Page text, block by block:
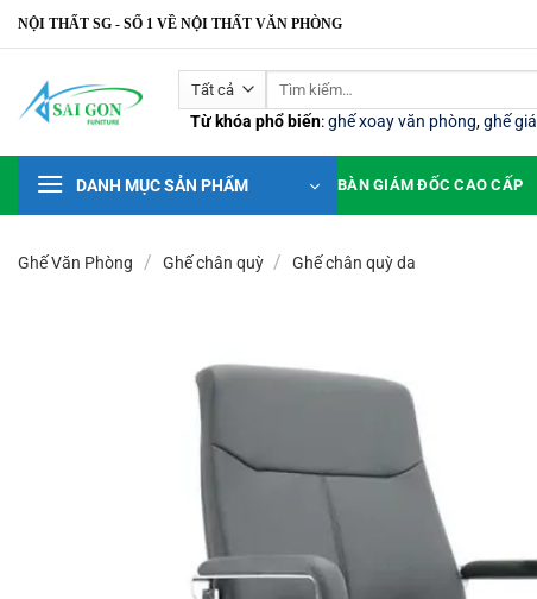
Bỏ
qua
dung
NỘI THẤT SG - SỐ 1 VỀ NỘI THẤT VĂN PHÒNG
Tìm
Từ khóa phổ biến:ghế xoay văn phòng,ghế
DANH MỤC SẢN PHẨM BÀN GIÁM ĐỐC CAO CẤP
Ghế Văn Phòng / Ghế chân quỳ / Ghế chân quỳ da